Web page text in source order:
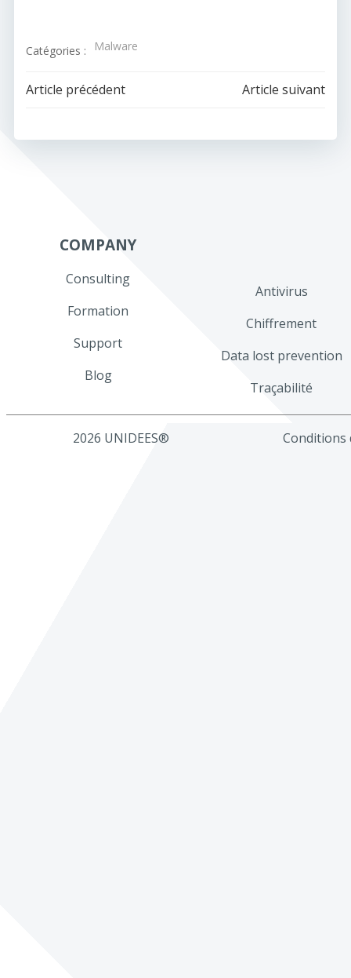
Catégories : Malware
Navigation
de
Article précédent
Navigation
de
Article suivant
COMPANY
Consulting
Formation
Support
Blog
Antivirus
Chiffrement
Data lost prevention
Traçabilité
2026 UNIDEES® Conditions